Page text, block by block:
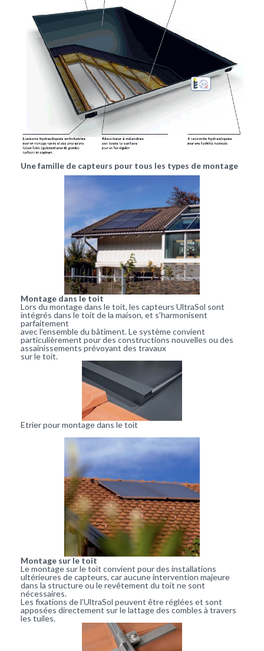
Une famille de capteurs pour tous les types de montage
Montage dans le toit
Lors du montage dans le toit, les capteurs UltraSol sont
intégrés dans le toit de la maison, et s’harmonisent
parfaitement
avec l’ensemble du bâtiment. Le système convient
particulièrement pour des constructions nouvelles ou des
assainissements prévoyant des travaux
sur le toit.
Etrier pour montage dans le toit
Montage sur le toit
Le montage sur le toit convient pour des installations
ultérieures de capteurs, car aucune intervention majeure
dans la structure ou le revêtement du toit ne sont
nécessaires.
Les fixations de l’UltraSol peuvent être réglées et sont
apposées directement sur le lattage des combles à travers
les tuiles.